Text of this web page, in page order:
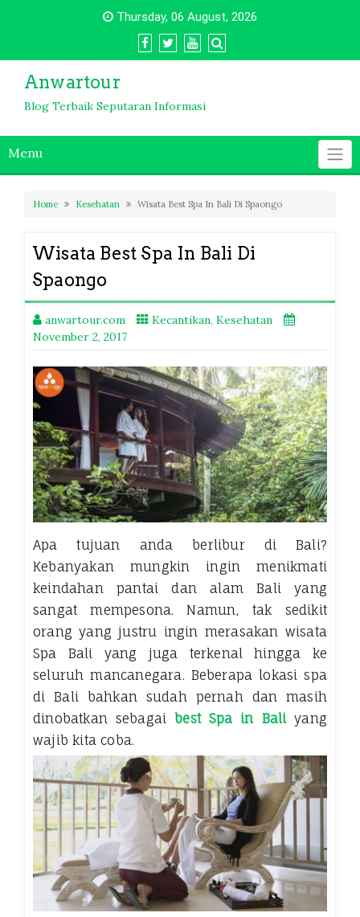
Thursday, 06 August, 2026
Anwartour
Blog Terbaik Seputaran Informasi
Menu
Home Kesehatan Wisata Best Spa In Bali Di Spaongo
Wisata Best Spa In Bali Di
Spaongo
anwartour.com Kecantikan, Kesehatan
November 2, 2017
Apa tujuan anda berlibur di Bali?
Kebanyakan mungkin ingin menikmati
keindahan pantai dan alam Bali yang
sangat mempesona. Namun, tak sedikit
orang yang justru ingin merasakan wisata
Spa Bali yang juga terkenal hingga ke
seluruh mancanegara. Beberapa lokasi spa
di Bali bahkan sudah pernah dan masih
dinobatkan sebagaibest Spa in Baliyang
wajib kita coba.